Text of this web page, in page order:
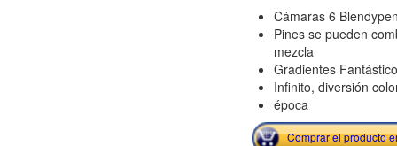
Cámaras 6
Pines se pueden
mezcla
Gradientes
Infinito, diversión
época
Comprar el producto